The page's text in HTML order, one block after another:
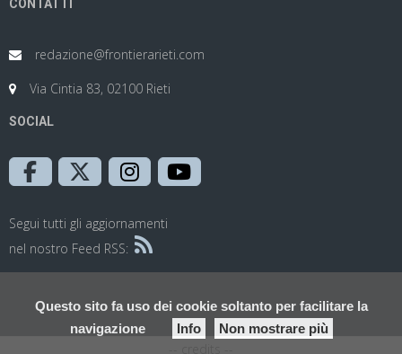
Questo sito fa uso dei cookie soltanto per facilitare la
navigazione
Info Non mostrare più
CONTATTI
redazione@frontierarieti.com
Via Cintia 83, 02100 Rieti
SOCIAL
Segui tutti gli aggiornamenti
nel nostro Feed RSS: